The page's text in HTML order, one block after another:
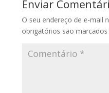
Enviar
O seu endereço de e-mail
obrigatórios são